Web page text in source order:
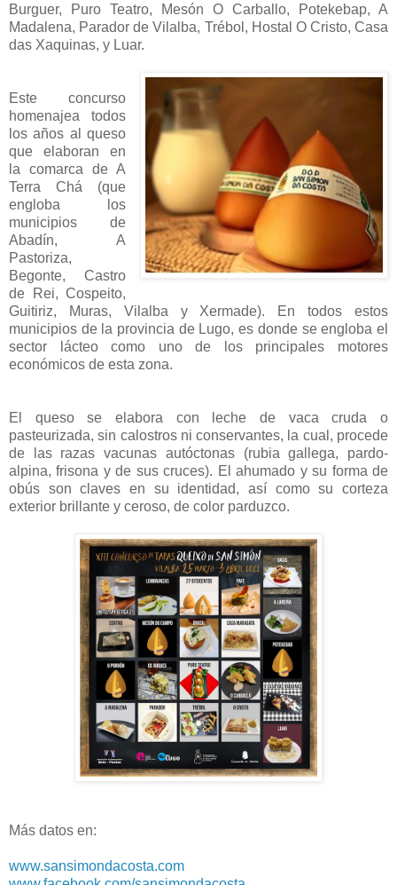
Burguer, Puro Teatro, Mesón O Carballo, Potekebap, A
Madalena, Parador de Vilalba, Trébol, Hostal O Cristo, Casa
das Xaquinas, y Luar.
Este concurso
homenajea todos
los años al queso
que elaboran en
la comarca de A
Terra Chá (que
engloba los
municipios de
Abadín, A
Pastoriza,
Begonte, Castro
de Rei, Cospeito,
Guitiriz, Muras, Vilalba y Xermade). En todos estos
municipios de la provincia de Lugo, es donde se engloba el
sector lácteo como uno de los principales motores
económicos de esta zona.
El queso se elabora con leche de vaca cruda o
pasteurizada, sin calostros ni conservantes, la cual, procede
de las razas vacunas autóctonas (rubia gallega, pardo-
alpina, frisona y de sus cruces). El ahumado y su forma de
obús son claves en su identidad, así como su corteza
exterior brillante y ceroso, de color parduzco.
Más datos en:
www.sansimondacosta.com